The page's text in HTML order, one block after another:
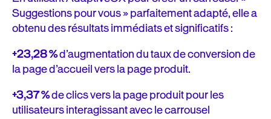
Suggestions pour vous » parfaitement adapté, elle a
obtenu des résultats immédiats et significatifs :
+23,28 %d’augmentation du taux de conversion de
la page d’accueil vers la page produit.
+3,37 %de clics vers la page produit pour les
utilisateurs interagissant avec le carrousel